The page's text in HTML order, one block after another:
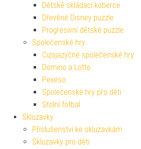
Dětské skládací koberce
Dřevěné Disney puzzle
Progresivní dětské puzzle
Společenské hry
Cizojazyčné společenské hry
Domino a Lotto
Pexeso
Společenské hry pro děti
Stolní fotbal
Skluzavky
Příslušenství ke skluzavkám
Skluzavky pro děti